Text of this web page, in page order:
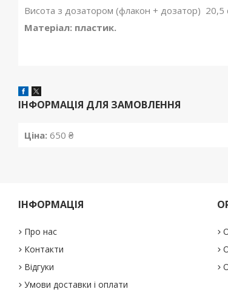
Висота з дозатором (флакон + дозатор) 20,5
Матеріал: пластик.
ІНФОРМАЦІЯ ДЛЯ ЗАМОВЛЕННЯ
Ціна: 650 ₴
ІНФОРМАЦІЯ
Про нас
Контакти
Відгуки
Умови доставки і оплати